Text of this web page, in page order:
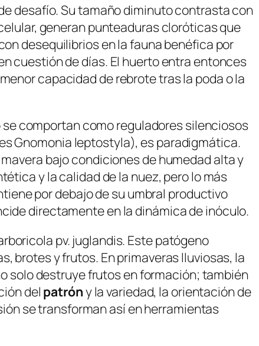
desafío. Su tamaño diminuto contrasta con
generan punteaduras cloróticas que
desequilibrios en la fauna benéfica por
cuestión de días. El huerto entra entonces
capacidad de rebrote tras la poda o la
comportan como reguladores silenciosos
Gnomonia leptostyla), es paradigmática.
bajo condiciones de humedad alta y
y la calidad de la nuez, pero lo más
por debajo de su umbral productivo
directamente en la dinámica de inóculo.
pv. juglandis. Este patógeno
brotes y frutos. En primaveras lluviosas, la
solo destruye frutos en formación; también
del patróny la variedad, la orientación de
se transforman así en herramientas